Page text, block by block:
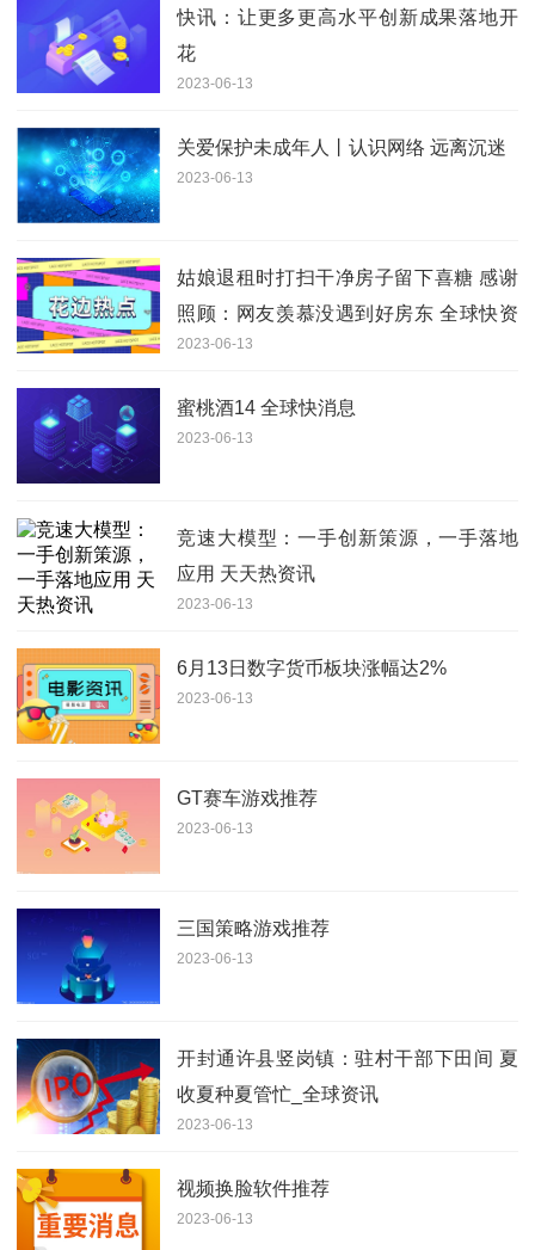
快讯：让更多更高水平创新成果落地开
花
2023-06-13
关爱保护未成年人丨认识网络 远离沉迷
2023-06-13
姑娘退租时打扫干净房子留下喜糖 感谢
照顾：网友羡慕没遇到好房东 全球快资
讯
2023-06-13
蜜桃酒14 全球快消息
2023-06-13
竞速大模型：一手创新策源，一手落地
应用 天天热资讯
2023-06-13
6月13日数字货币板块涨幅达2%
2023-06-13
GT赛车游戏推荐
2023-06-13
三国策略游戏推荐
2023-06-13
开封通许县竖岗镇：驻村干部下田间 夏
收夏种夏管忙_全球资讯
2023-06-13
视频换脸软件推荐
2023-06-13